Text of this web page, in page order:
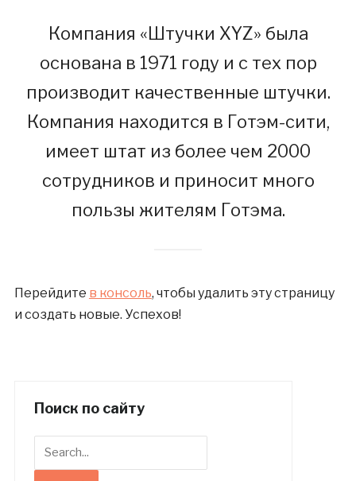
Компания «Штучки XYZ» была
основана в 1971 году и с тех пор
производит качественные штучки.
Компания находится в Готэм-сити,
имеет штат из более чем 2000
сотрудников и приносит много
пользы жителям Готэма.
Перейдите в консоль, чтобы удалить эту страницу
и создать новые. Успехов!
Поиск по сайту